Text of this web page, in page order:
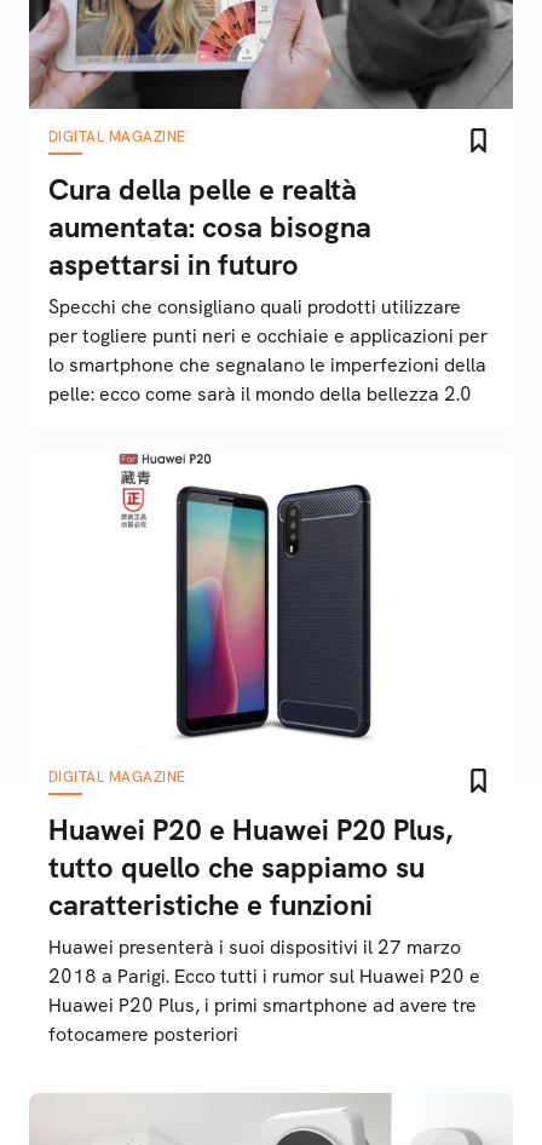
DIGITAL MAGAZINE
Cura della pelle e realtà
aumentata: cosa bisogna
aspettarsi in futuro
Specchi che consigliano quali prodotti utilizzare
per togliere punti neri e occhiaie e applicazioni per
lo smartphone che segnalano le imperfezioni della
pelle: ecco come sarà il mondo della bellezza 2.0
DIGITAL MAGAZINE
Huawei P20 e Huawei P20 Plus,
tutto quello che sappiamo su
caratteristiche e funzioni
Huawei presenterà i suoi dispositivi il 27 marzo
2018 a Parigi. Ecco tutti i rumor sul Huawei P20 e
Huawei P20 Plus, i primi smartphone ad avere tre
fotocamere posteriori